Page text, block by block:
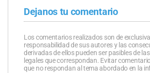
Dejanos tu comentario
Los comentarios realizados son de exclusiva
responsabilidad de sus autores y las
derivadas de ellos pueden ser pasibles de
legales que correspondan. Evitar
que no respondan al tema abordado en la